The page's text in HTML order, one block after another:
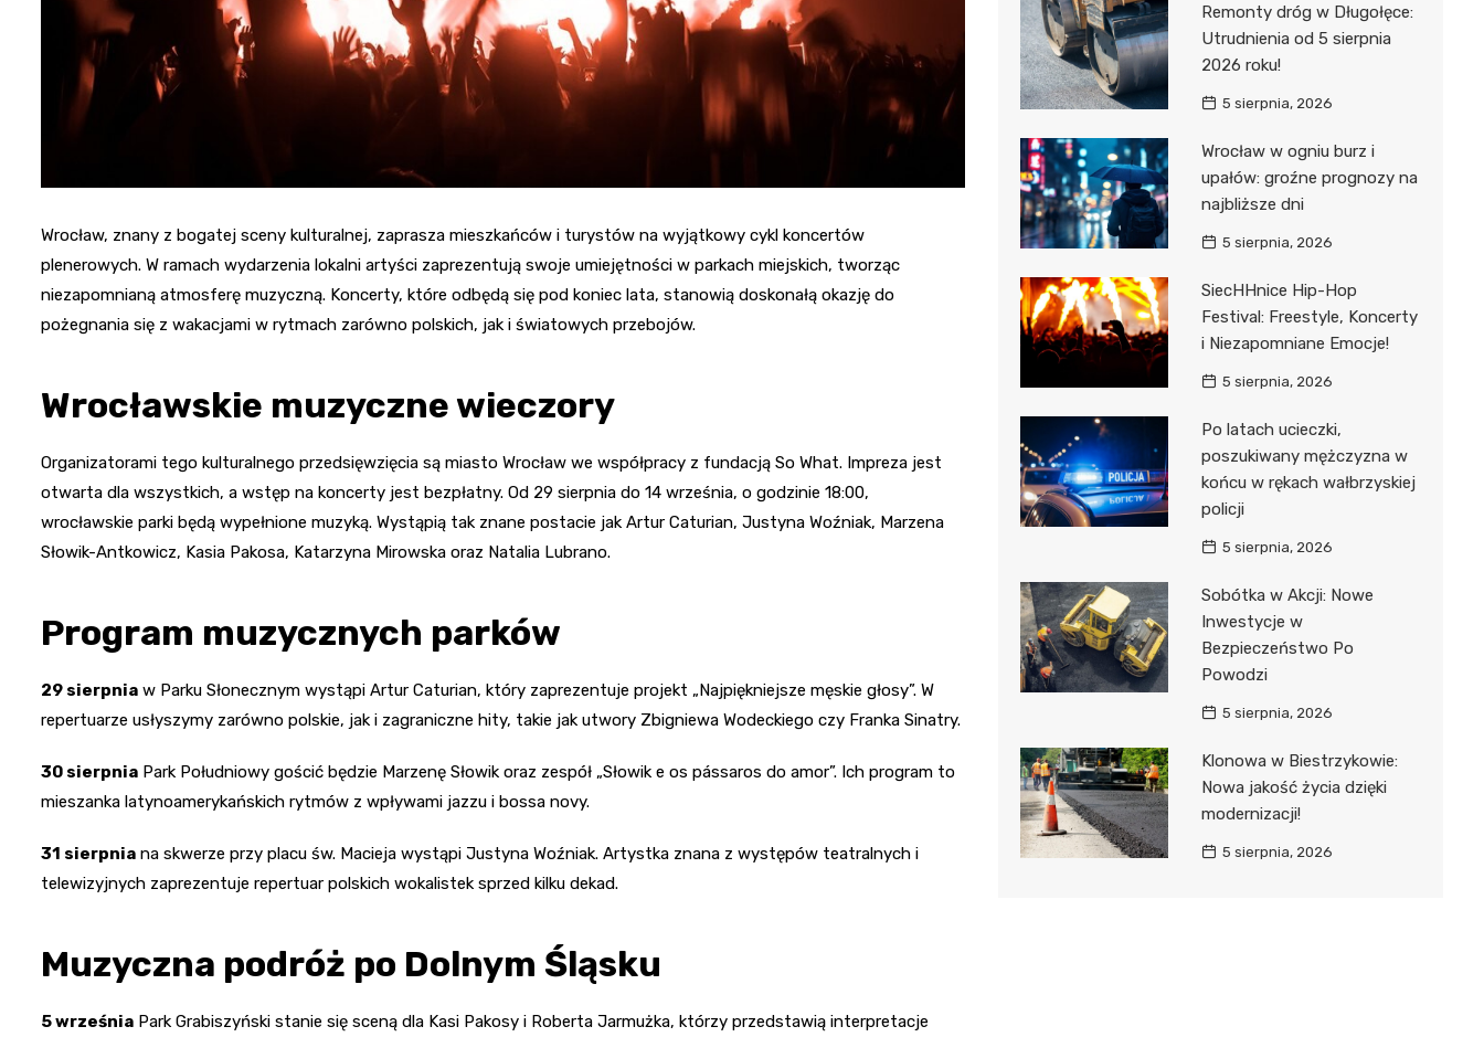
Wrocław, znany z bogatej sceny kulturalnej, zaprasza mieszkańców i turystów na wyjątkowy cykl koncertów
plenerowych. W ramach wydarzenia lokalni artyści zaprezentują swoje umiejętności w parkach miejskich, tworząc
niezapomnianą atmosferę muzyczną. Koncerty, które odbędą się pod koniec lata, stanowią doskonałą okazję do
pożegnania się z wakacjami w rytmach zarówno polskich, jak i światowych przebojów.
Wrocławskie muzyczne wieczory
Organizatorami tego kulturalnego przedsięwzięcia są miasto Wrocław we współpracy z fundacją So What. Impreza jest
otwarta dla wszystkich, a wstęp na koncerty jest bezpłatny. Od 29 sierpnia do 14 września, o godzinie 18:00,
wrocławskie parki będą wypełnione muzyką. Wystąpią tak znane postacie jak Artur Caturian, Justyna Woźniak, Marzena
Słowik-Antkowicz, Kasia Pakosa, Katarzyna Mirowska oraz Natalia Lubrano.
Program muzycznych parków
29 sierpnia w Parku Słonecznym wystąpi Artur Caturian, który zaprezentuje projekt „Najpiękniejsze męskie głosy”. W
repertuarze usłyszymy zarówno polskie, jak i zagraniczne hity, takie jak utwory Zbigniewa Wodeckiego czy Franka Sinatry.
30 sierpnia Park Południowy gościć będzie Marzenę Słowik oraz zespół „Słowik e os pássaros do amor”. Ich program to
mieszanka latynoamerykańskich rytmów z wpływami jazzu i bossa novy.
31 sierpnia na skwerze przy placu św. Macieja wystąpi Justyna Woźniak. Artystka znana z występów teatralnych i
telewizyjnych zaprezentuje repertuar polskich wokalistek sprzed kilku dekad.
Muzyczna podróż po Dolnym Śląsku
5 września Park Grabiszyński stanie się sceną dla Kasi Pakosy i Roberta Jarmużka, którzy przedstawią interpretacje
Remonty dróg w Długołęce:
Utrudnienia od 5 sierpnia
2026 roku!
5 sierpnia, 2026
Wrocław w ogniu burz i
upałów: groźne prognozy na
najbliższe dni
5 sierpnia, 2026
SiecHHnice Hip-Hop
Festival: Freestyle, Koncerty
i Niezapomniane Emocje!
5 sierpnia, 2026
Po latach ucieczki,
poszukiwany mężczyzna w
końcu w rękach wałbrzyskiej
policji
5 sierpnia, 2026
Sobótka w Akcji: Nowe
Inwestycje w
Bezpieczeństwo Po
Powodzi
5 sierpnia, 2026
Klonowa w Biestrzykowie:
Nowa jakość życia dzięki
modernizacji!
5 sierpnia, 2026